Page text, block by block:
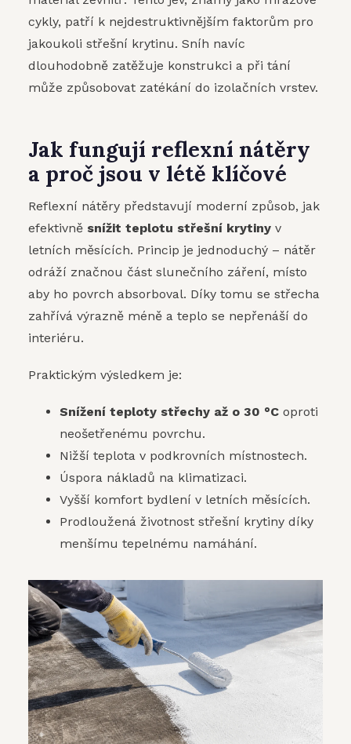
cykly, patří k nejdestruktivnějším faktorům pro
jakoukoli střešní krytinu. Sníh navíc
dlouhodobně zatěžuje konstrukci a při tání
může způsobovat zatékání do izolačních vrstev.
Jak fungují reflexní nátěry
a proč jsou v létě klíčové
Reflexní nátěry představují moderní způsob, jak
efektivně snížit teplotu střešní krytiny v
letních měsících. Princip je jednoduchý – nátěr
odráží značnou část slunečního záření, místo
aby ho povrch absorboval. Díky tomu se střecha
zahřívá výrazně méně a teplo se nepřenáší do
interiéru.
Praktickým výsledkem je:
Snížení teploty střechy až o 30 °C oproti
neošetřenému povrchu.
Nižší teplota v podkrovních místnostech.
Úspora nákladů na klimatizaci.
Vyšší komfort bydlení v letních měsících.
Prodloužená životnost střešní krytiny díky
menšímu tepelnému namáhání.